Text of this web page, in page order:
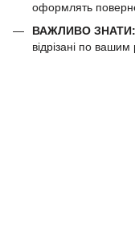
оформлять
ВАЖЛИВО ЗНАТИ:
відрізані по